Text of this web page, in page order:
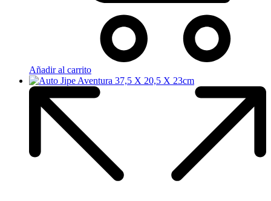
Añadir al carrito